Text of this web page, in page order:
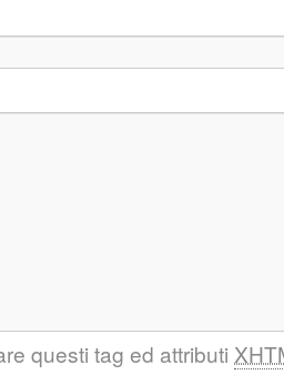
questi tag ed attributi